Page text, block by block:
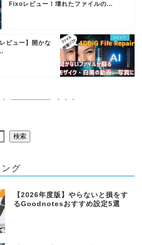
Fixoレビュー！壊れたファイルの...
ビュー】開かな
検索
グ
【2026年度版】やらないと損をす
るGoodnotesおすすめ設定5選